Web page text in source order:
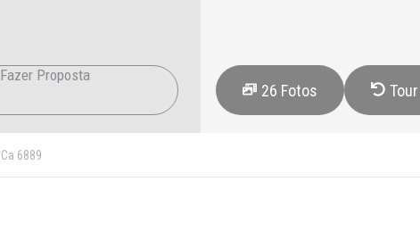
Fazer Proposta
26 Fotos
Ca 6889